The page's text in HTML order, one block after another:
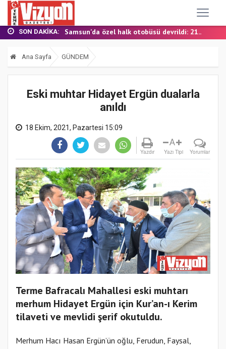
SON DAKIKA:
TERME MHP’DE KONGRE HEYECANI
YALI MAHALLESİ’NDE DOĞALGAZ İÇİN İLK KAZ...
Samsun’da özel halk otobüsü devrildi: 21...
FINDIK BAHÇESİNDE YANMIŞ HALDE ÖLÜ BULUN...
TERME MHP’DE KONGRE HEYECANI
Ana Sayfa GÜNDEM
Eski muhtar Hidayet Ergün dualarla
anıldı
18 Ekim, 2021, Pazartesi 15:09
Yazdır
A
Yazı Tipi Yorumlar
Terme Bafracalı Mahallesi eski muhtarı
merhum Hidayet Ergün için Kur’an-ı Kerim
tilaveti ve mevlidi şerif okutuldu.
Merhum Hacı Hasan Ergün’ün oğlu, Ferudun, Faysal,